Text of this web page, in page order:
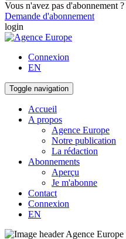
Vous n'avez pas d'abonnement ?
Demande d'abonnement
login
Connexion
EN
Toggle navigation
Accueil
A propos
Agence Europe
Notre publication
La rédaction
Abonnements
Aperçu
Je m'abonne
Contact
Connexion
EN